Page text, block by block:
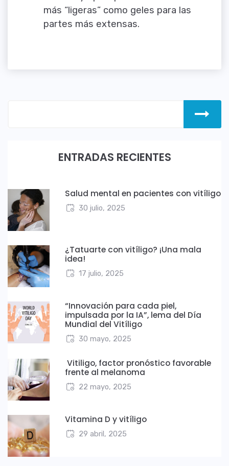
más “ligeras” como geles para las
partes más extensas.
ENTRADAS RECIENTES
Salud mental en pacientes con vitíligo
30 julio, 2025
¿Tatuarte con vitíligo? ¡Una mala
idea!
17 julio, 2025
“Innovación para cada piel,
impulsada por la IA”, lema del Día
Mundial del Vitíligo
30 mayo, 2025
Vitiligo, factor pronóstico favorable
frente al melanoma
22 mayo, 2025
Vitamina D y vitíligo
29 abril, 2025